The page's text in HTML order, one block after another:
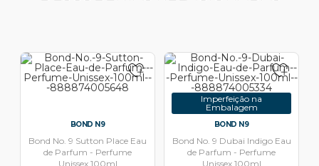
BOND N9
Bond No. 9 Sutton Place Eau
de Parfum - Perfume
Unissex 100ml
Imperfeição na
Embalagem
BOND N9
Bond No. 9 Dubai Indigo Eau
de Parfum - Perfume
Unissex 100ml